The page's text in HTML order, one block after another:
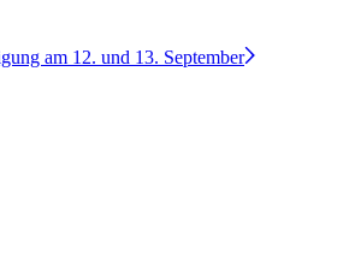
am 12. und 13. September